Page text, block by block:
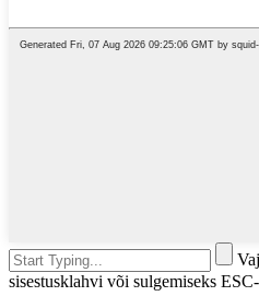
sisestusklahvi või sulgemiseks